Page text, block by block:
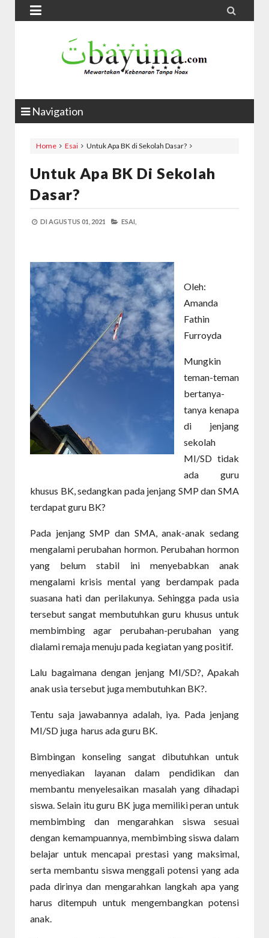
 
Navigation
Home Esai Untuk Apa BK di Sekolah Dasar?
Untuk Apa BK Di Sekolah
Dasar?
DI AGUSTUS 01, 2021 ESAI,
Oleh:
Amanda
Fathin
Furroyda
Mungkin
teman-teman
bertanya-
tanya kenapa
di jenjang
sekolah
MI/SD tidak
ada guru
khusus BK, sedangkan pada jenjang SMP dan SMA
terdapat guru BK?
Pada jenjang SMP dan SMA, anak-anak sedang
mengalami perubahan hormon. Perubahan hormon
yang belum stabil ini menyebabkan anak
mengalami krisis mental yang berdampak pada
suasana hati dan perilakunya. Sehingga pada usia
tersebut sangat membutuhkan guru khusus untuk
membimbing agar perubahan-perubahan yang
dialami remaja menuju pada kegiatan yang positif.
Lalu bagaimana dengan jenjang MI/SD?, Apakah
anak usia tersebut juga membutuhkan BK?.
Tentu saja jawabannya adalah, iya. Pada jenjang
MI/SD juga harus ada guru BK.
Bimbingan konseling sangat dibutuhkan untuk
menyediakan layanan dalam pendidikan dan
membantu menyelesaikan masalah yang dihadapi
siswa. Selain itu guru BK juga memiliki peran untuk
membimbing dan mengarahkan siswa sesuai
dengan kemampuannya, membimbing siswa dalam
belajar untuk mencapai prestasi yang maksimal,
serta membantu siswa menggali potensi yang ada
pada dirinya dan mengarahkan langkah apa yang
harus ditempuh untuk mengembangkan potensi
anak.